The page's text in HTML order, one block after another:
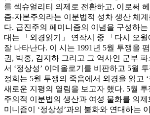
를 섹슈얼리티 의제로 전환하고, 이로써
즘-자본주의라는 이분법적 성차 생산 체
다. 급진주의 페미니즘의 이념을 구성하는
대는 「외경읽기」 연작시 중 「다시 오월
잘 나타난다. 이 시는 1991년 5월 투쟁을
권, 박홍, 김지하 그리고 그 역사인 군부
서 ‘정상성’ 이데올로기를 비판하고 5월
정희는 5월 투쟁의 죽음에서 외경을 읽고
새로운 지평의 열림을 보고자 했다. 5월
주의적 이분법의 생산과 여성 물화를 의제
미니즘이 ‘정상성’과의 불화와 연대하는